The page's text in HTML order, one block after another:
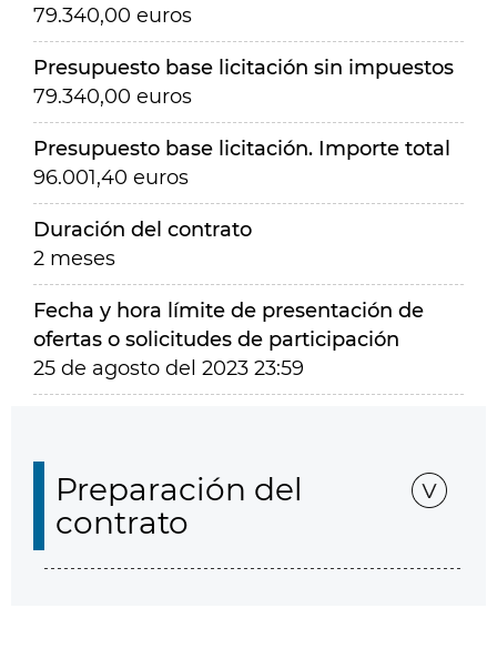
79.340,00 euros
Presupuesto base licitación sin impuestos
79.340,00 euros
Presupuesto base licitación. Importe total
96.001,40 euros
Duración del contrato
2 meses
Fecha y hora límite de presentación de
ofertas o solicitudes de participación
25 de agosto del 2023 23:59
Preparación del
contrato